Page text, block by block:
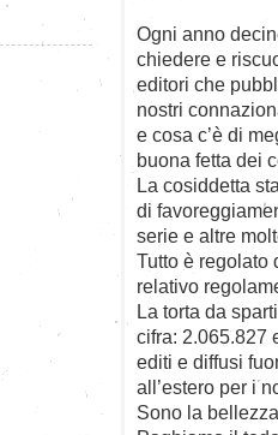
Ogni anno
chiedere e
editori che
nostri
e cosa c’è di
buona fetta dei
La cosiddetta
di
serie e altre
Tutto è regolato
relativo
La torta da
cifra: 2.065.827
editi e diffusi
all’estero per i
Sono la